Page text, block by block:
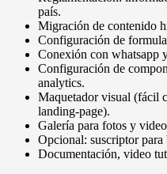
país.
Migración de contenido
Configuración de
Conexión con whatsapp
Configuración de
analytics.
Maquetador visual (fácil
landing-page).
Galería para fotos y
Opcional: suscriptor
Documentación, video